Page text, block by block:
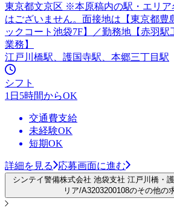
東京都文京区 ※本原稿内の駅・エリア
はございません。面接地は【東京都豊
ックコート池袋7F】／勤務地【赤羽
業務】
江戸川橋駅、護国寺駅、本郷三丁目駅
シフト
1日5時間からOK
交通費支給
未経験OK
短期OK
詳細を見る 応募画面に進む
シンテイ警備株式会社 池袋支社 江戸川橋・
リア/A3203200108のその他の